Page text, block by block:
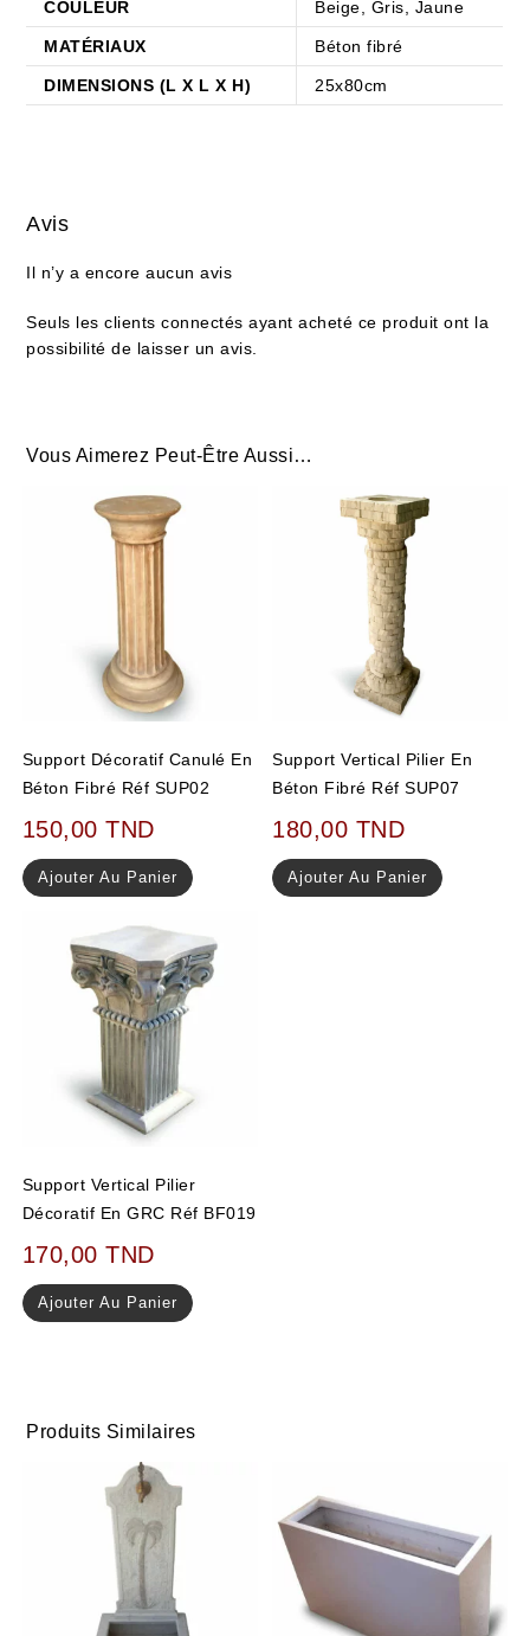
COULEUR Beige, Gris, Jaune
MATÉRIAUX Béton fibré
DIMENSIONS (L X L X H) 25x80cm
Avis
Il n’y a encore aucun avis
Seuls les clients connectés ayant acheté ce produit ont la
possibilité de laisser un avis.
Vous Aimerez Peut-Être Aussi…
Support Décoratif Canulé En
Béton Fibré Réf SUP02
150,00TND
Ajouter Au Panier
Support Vertical Pilier En
Béton Fibré Réf SUP07
180,00 TND
Ajouter Au Panier
Support Vertical Pilier
Décoratif En GRC Réf BF019
170,00TND
Ajouter Au Panier
Produits Similaires